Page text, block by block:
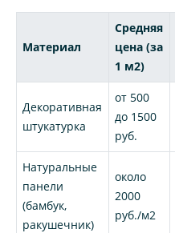
Материал
Средняя
цена (за
1 м2)
Декоративная
штукатурка
от 500
до 1500
руб.
Натуральные
панели
(бамбук,
ракушечник)
около
2000
руб./м2